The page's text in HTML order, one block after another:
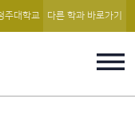
주대학교 다른 학과 바로가기